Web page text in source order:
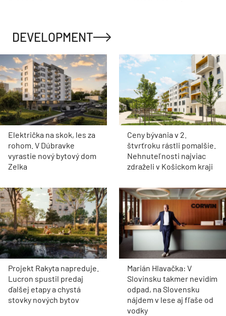
DEVELOPMENT
Električka na skok, les za
rohom. V Dúbravke
vyrastie nový bytový dom
Zelka
Ceny bývania v 2.
štvrťroku rástli pomalšie.
Nehnuteľnosti najviac
zdraželi v Košickom kraji
Projekt Rakyta napreduje.
Lucron spustil predaj
ďalšej etapy a chystá
stovky nových bytov
Marián Hlavačka: V
Slovinsku takmer nevidím
odpad, na Slovensku
nájdem v lese aj fľaše od
vodky